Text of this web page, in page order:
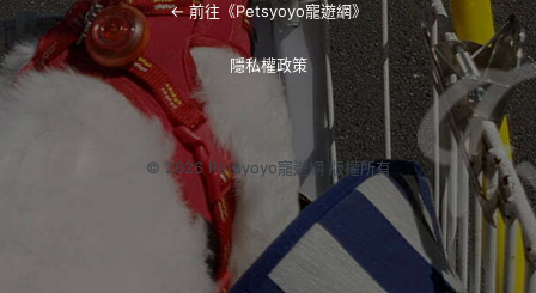
← 前往《Petsyoyo寵遊網》
隱私權政策
© 2026 Petsyoyo寵遊網 版權所有